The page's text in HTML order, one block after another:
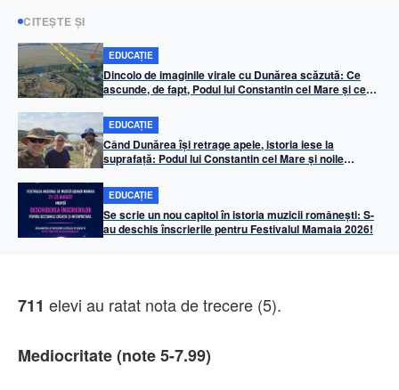
CITEȘTE ȘI
EDUCAȚIE
Dincolo de imaginile virale cu Dunărea scăzută: Ce
ascunde, de fapt, Podul lui Constantin cel Mare și ce
EDUCAȚIE
Când Dunărea își retrage apele, istoria iese la
suprafață: Podul lui Constantin cel Mare și noile
EDUCAȚIE
Se scrie un nou capitol în istoria muzicii românești: S-
au deschis înscrierile pentru Festivalul Mamaia 2026!
711 elevi au ratat nota de trecere (5).
Mediocritate (note 5-7.99)